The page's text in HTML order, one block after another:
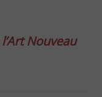
Nouveau